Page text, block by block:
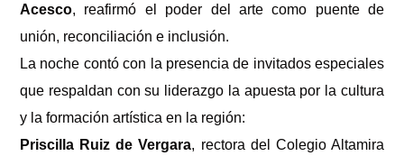
Acesco, reafirmó el poder del arte como puente de
unión, reconciliación e inclusión.
La noche contó con la presencia de invitados especiales
que respaldan con su liderazgo la apuesta por la cultura
y la formación artística en la región:
Priscilla Ruiz de Vergara, rectora del Colegio Altamira